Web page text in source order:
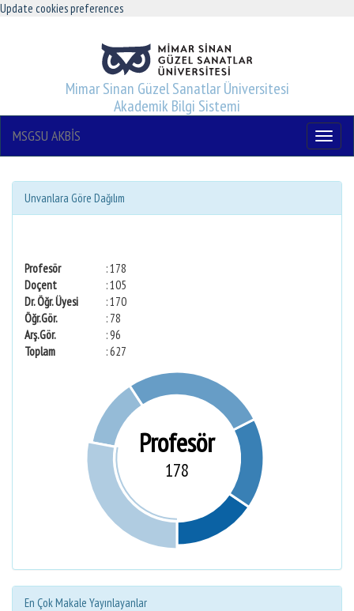
Update cookies preferences
Mimar Sinan Güzel Sanatlar Üniversitesi
Akademik Bilgi Sistemi
Menu
MSGSU AKBİS
Unvanlara Göre Dağılım
Profesör
: 178
Doçent
: 105
Dr. Öğr. Üyesi
: 170
Öğr.Gör.
: 78
Arş.Gör.
: 96
Toplam
: 627
Profesör
178
En Çok Makale Yayınlayanlar